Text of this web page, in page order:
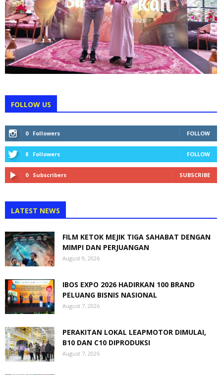
FOLLOW US
0 Followers FOLLOW
8 Followers FOLLOW
0 Subscribers SUBSCRIBE
LATEST NEWS
FILM KETOK MEJIK TIGA SAHABAT DENGAN
MIMPI DAN PERJUANGAN
August 9, 2026
IBOS EXPO 2026 HADIRKAN 100 BRAND
PELUANG BISNIS NASIONAL
August 7, 2026
PERAKITAN LOKAL LEAPMOTOR DIMULAI,
B10 DAN C10 DIPRODUKSI
August 7, 2026